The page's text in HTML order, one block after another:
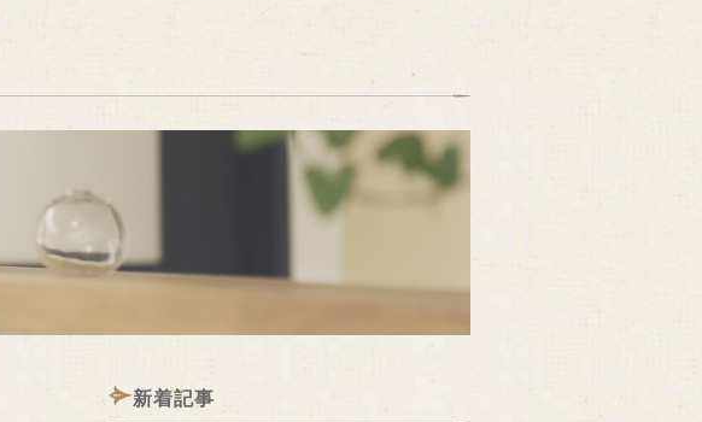
新着記事